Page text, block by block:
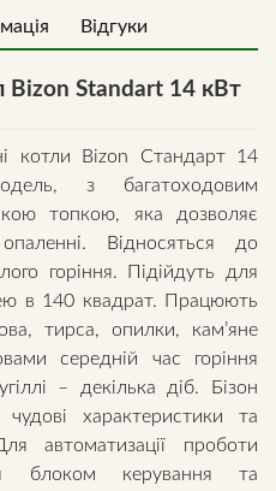
Відгуки
Standart 14 кВт
котли Bizon Стандарт 14
з багатоходовим
топкою, яка дозволяє
Відносяться до
горіння. Підійдуть для
в 140 квадрат. Працюють
тирса, опилки, кам’яне
середній час горіння
– декілька діб. Бізон
характеристики та
автоматизації проботи
блоком керування та